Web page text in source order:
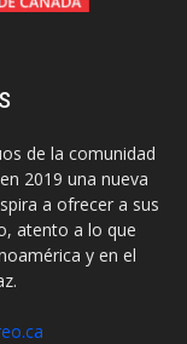
de la comunidad
2019 una nueva
a ofrecer a sus
atento a lo que
y en el